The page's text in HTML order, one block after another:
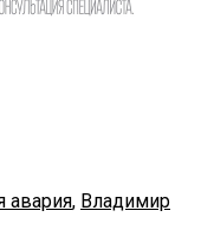
авария, Владимир